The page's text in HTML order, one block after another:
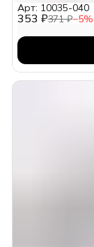
353 ₽371 ₽−5%
Арт: 10035-040